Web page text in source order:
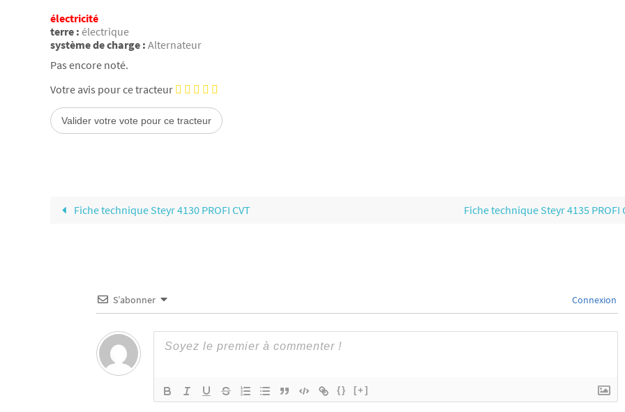
électricité
terre : électrique
système de charge : Alternateur
Pas encore noté.
Votre avis pour ce tracteur
Fiche technique Steyr 4130 PROFI CVT Fiche technique Steyr 4135 PROFI
S’abonner Connexion
{} [+]